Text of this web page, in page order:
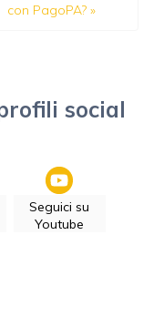
con PagoPA?»
social
Seguici su
Youtube